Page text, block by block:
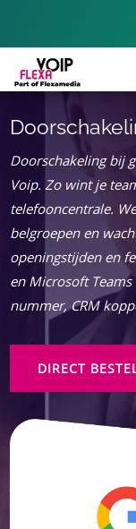
Doorschakeling bij
Voip.​ Zo wint je
telefooncentrale.​
belgroepen en
openingstijden en
en Microsoft
nummer, CRM
DIRECT